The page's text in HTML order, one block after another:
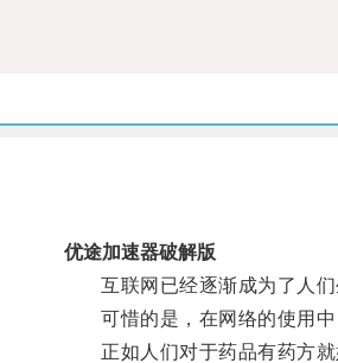
优途加速器破解版
互联网已经逐渐成为了人们
可惜的是，在网络的使用中
正如人们对于药品有药方就